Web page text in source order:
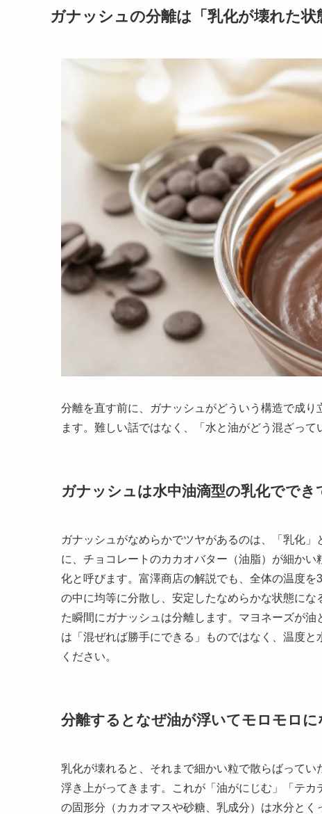
ガナッシュの分離は「乳化が壊れた
分離を直す前に、ガナッシュがどういう構造で成
ます。難しい話ではなく、「水と油がどう混ざって
ガナッシュは水中油滴型の乳化ででき
ガナッシュがなめらかでツヤがあるのは、「乳化
に、チョコレートのカカオバター（油脂）が細か
化と呼びます。富澤商店の解説でも、全体の温度
の中に均等に分散し、安定したなめらかな状態に
た瞬間にガナッシュは分離します。マヨネーズが
は「混ぜれば勝手にできる」ものではなく、温度
ください。
分離するとなぜ油が浮いてモロモロ
乳化が壊れると、それまで細かい粒で散らばって
浮き上がってきます。これが「油がにじむ」「テ
の固形分（カカオマスや砂糖、乳成分）は水分と